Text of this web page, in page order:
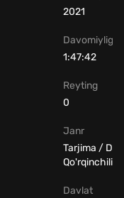
2021
Janr
Tarjima /
Qo'rqinchili
Davomiyligi
1:47:42
Davlat
Reyting
0